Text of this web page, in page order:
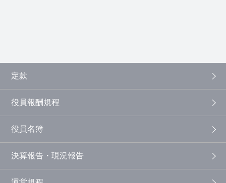
定款
役員報酬規程
役員名簿
決算報告・現況報告